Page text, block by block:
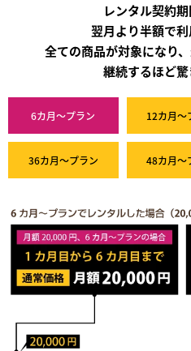
レンタル契約
翌月より半額で利
全ての商品が対象になり
継続するほど驚
6カ月～プラン 12カ月～
36カ月～プラン 48カ月～